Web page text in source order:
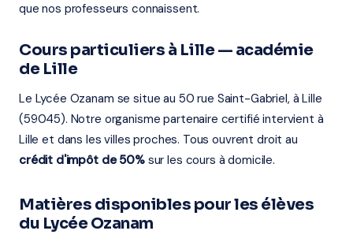
que nos professeurs connaissent.
Cours particuliers à Lille — académie
de Lille
Le Lycée Ozanam se situe au 50 rue Saint-Gabriel, à Lille
(59045). Notre organisme partenaire certifié intervient à
Lille et dans les villes proches. Tous ouvrent droit au
crédit d'impôt de 50%sur les cours à domicile.
Matières disponibles pour les élèves
du Lycée Ozanam